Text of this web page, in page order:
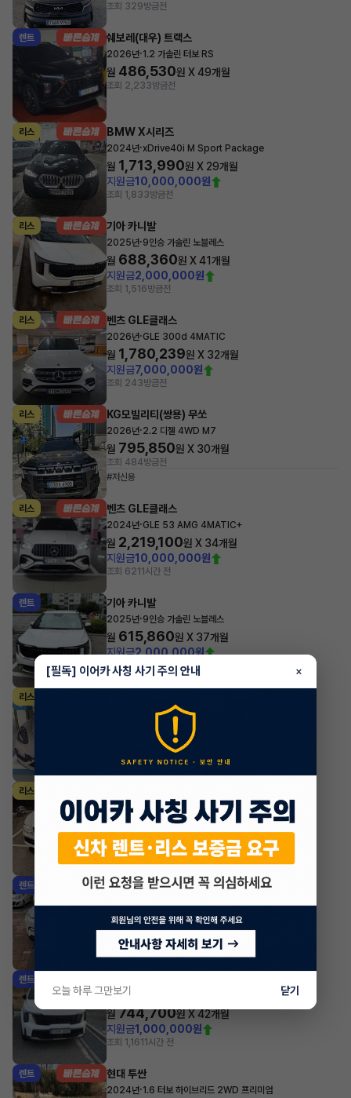
조회 329방금전
렌트 쉐보레(대우) 트랙스
2026년·1.2 가솔린 터보 RS
월 486,530원 X49개월
조회 2,233방금전
리스 BMW X시리즈
2024년·xDrive40i M Sport Package
월 1,713,990원 X 29개월
지원금10,000,000원
조회 1,833방금전
리스 기아 카니발
2025년·9인승 가솔린 노블레스
월 688,360원 X41개월
지원금2,000,000원
조회 1,516방금전
리스 벤츠 GLE클래스
2026년·GLE 300d 4MATIC
월 1,780,239원 X 32개월
지원금7,000,000원
조회 243방금전
리스 KG모빌리티(쌍용) 무쏘
2026년·2.2 디젤 4WD M7
월 795,850원 X 30개월
조회 484방금전
#저신용
리스 벤츠 GLE클래스
2024년·GLE 53 AMG 4MATIC+
월 2,219,100원 X 34개월
지원금10,000,000원
조회 621 1시간 전
렌트 기아 카니발
2025년·9인승 가솔린 노블레스
월 615,860원 X 37개월
지원금2,000,000원
조회 549 1시간 전
리스
2.9 4 Platinum Edition
1,729,300 원 X
10,000,000원
조회 2,0421시간 전
리스
2024년 가솔린 2.5 터보 2WD 기본형
월 1,047,300원 X 26 개월
조회 857 1시간 전
렌트 기아 EV3
월579,920원 X42개월
조회 7,223 1시간 전
렌트
2025년 2.2 디젤 4WD 5인승 시그니처 그래비티
월 744,700원 X 42개월
지원금1,000,000원
조회 1,161 1시간 전
렌트 현대 투싼
2024년·1.6 터보 하이브리드 2WD 프리미엄
[필독] 이어카 사칭 사기 주의 안내 ×
오늘 하루 그만보기 닫기